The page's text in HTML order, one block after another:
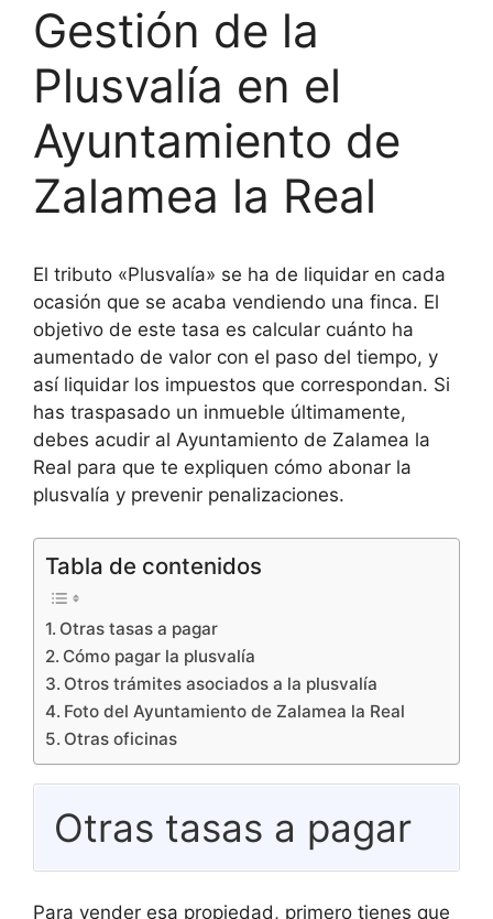
Gestión de la
Plusvalía en el
Ayuntamiento de
Zalamea la Real
El tributo «Plusvalía» se ha de liquidar en cada
ocasión que se acaba vendiendo una finca. El
objetivo de este tasa es calcular cuánto ha
aumentado de valor con el paso del tiempo, y
así liquidar los impuestos que correspondan. Si
has traspasado un inmueble últimamente,
debes acudir al Ayuntamiento de Zalamea la
Real para que te expliquen cómo abonar la
plusvalía y prevenir penalizaciones.
Tabla de contenidos
Otras tasas a pagar
Cómo pagar la plusvalía
Otros trámites asociados a la plusvalía
Foto del Ayuntamiento de Zalamea la Real
Otras oficinas
Otras tasas a pagar
Para vender esa propiedad, primero tienes que